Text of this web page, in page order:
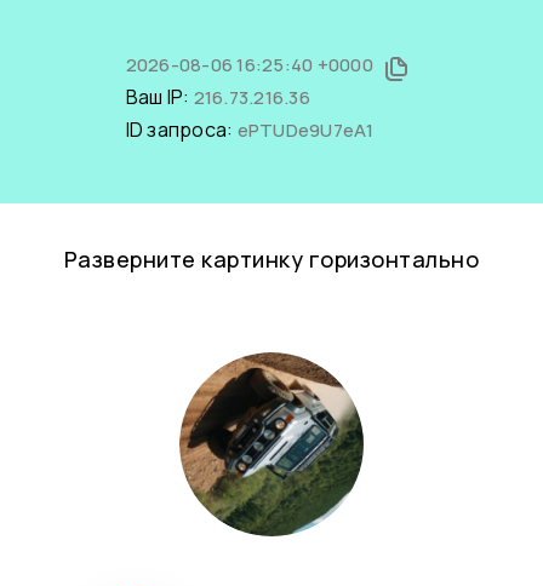
2026-08-06 16:25:40 +0000
Ваш IP: 216.73.216.36
ID запроса: ePTUDe9U7eA1
Разверните картинку горизонтально